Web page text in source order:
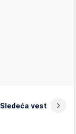
Sledeća vest